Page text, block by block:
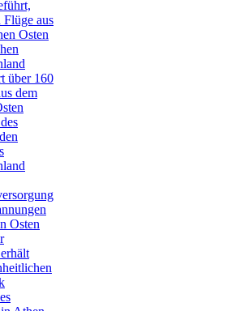
Flüge aus
Osten
über 160
dem
Osten